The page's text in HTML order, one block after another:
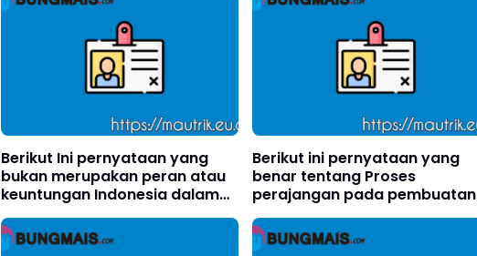
Berikut Ini pernyataan yang
bukan merupakan peran atau
keuntungan Indonesia dalam
organisasi internasional
adalah?
Berikut ini pernyataan yang
benar tentang Proses
perajangan pada pembuatan
simplisia yaitu?